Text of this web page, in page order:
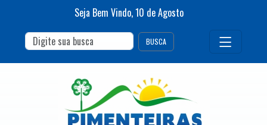
Seja Bem Vindo,10 deAgosto
BUSCA